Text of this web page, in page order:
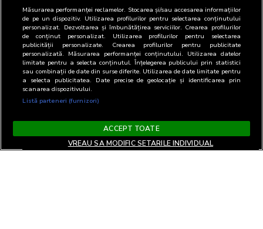
Măsurarea performanței reclamelor. Stocarea și/sau accesarea informațiilor
de pe un dispozitiv. Utilizarea profilurilor pentru selectarea conținutului
personalizat. Dezvoltarea și îmbunătățirea serviciilor. Crearea profilurilor
de conținut personalizat. Utilizarea profilurilor pentru selectarea
publicității personalizate. Crearea profilurilor pentru publicitate
personalizată. Măsurarea performanței conținutului. Utilizarea datelor
limitate pentru a selecta conținutul. Înțelegerea publicului prin statistici
sau combinații de date din surse diferite. Utilizarea de date limitate pentru
a selecta publicitatea. Date precise de geolocație și identificarea prin
scanarea dispozitivului.
Listă parteneri (furnizori)
ACCEPT TOATE
VREAU SA MODIFIC SETARILE INDIVIDUAL